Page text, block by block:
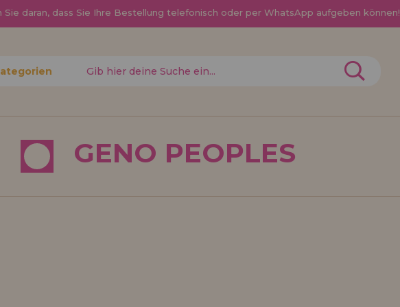
Sie daran, dass Sie Ihre Bestellung telefonisch oder per WhatsApp aufgeben können!
neuer Händler
GENO PEOPLES